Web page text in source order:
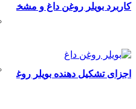
کاربرد بویلر روغن داغ و
اجزای تشکیل دهنده بویلر روغن